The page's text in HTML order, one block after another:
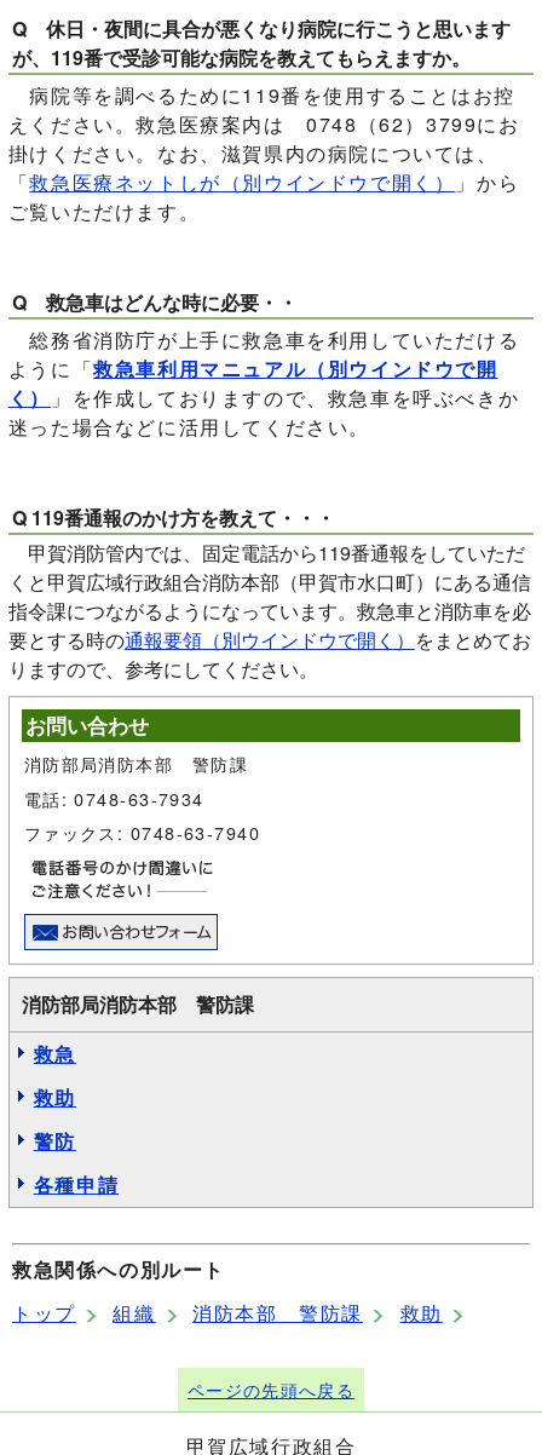
Q 休日・夜間に具合が悪くなり病院に行こうと思います
が、119番で受診可能な病院を教えてもらえますか。
病院等を調べるために119番を使用することはお控
えください。救急医療案内は 0748（62）3799にお
掛けください。なお、滋賀県内の病院については、
「救急医療ネットしが （別ウインドウで開く）
」から
ご覧いただけます。
Q 救急車はどんな時に必要・・
総務省消防庁が上手に救急車を利用していただける
ように「救急車利用マニュアル （別ウインドウで開
く）
」を作成しておりますので、救急車を呼ぶべきか
迷った場合などに活用してください。
Q 119番通報のかけ方を教えて・・・
甲賀消防管内では、固定電話から119番通報をしていただ
くと甲賀広域行政組合消防本部（甲賀市水口町）にある通信
指令課につながるようになっています。救急車と消防車を必
要とする時の通報要領（別ウインドウで開く） をまとめてお
りますので、参考にしてください。
お問い合わせ
消防部局消防本部 警防課
電話: 0748-63-7934
ファックス: 0748-63-7940
消防部局消防本部 警防課
救急
救助
警防
各種申請
救急関係への別ルート
トップ
組織 消防本部 警防課 救助
ページの先頭へ戻る
甲賀広域行政組合